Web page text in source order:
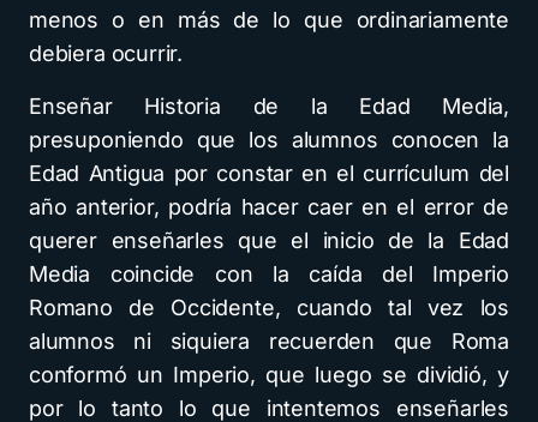
menos o en más de lo que ordinariamente
debiera ocurrir.
Enseñar Historia de la Edad Media,
presuponiendo que los alumnos conocen la
Edad Antigua por constar en el currículum del
año anterior, podría hacer caer en el error de
querer enseñarles que el inicio de la Edad
Media coincide con la caída del Imperio
Romano de Occidente, cuando tal vez los
alumnos ni siquiera recuerden que Roma
conformó un Imperio, que luego se dividió, y
por lo tanto lo que intentemos enseñarles